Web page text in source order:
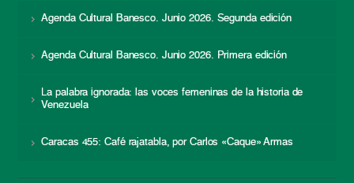
Agenda Cultural Banesco. Junio 2026. Segunda edición
Agenda Cultural Banesco. Junio 2026. Primera edición
La palabra ignorada: las voces femeninas de la historia de
Venezuela
Caracas 455: Café rajatabla, por Carlos «Caque» Armas